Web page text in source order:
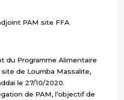
du Programme Alimentaire
de Loumba Massalite,
le 27/10/2020.
de PAM, l’objectif de